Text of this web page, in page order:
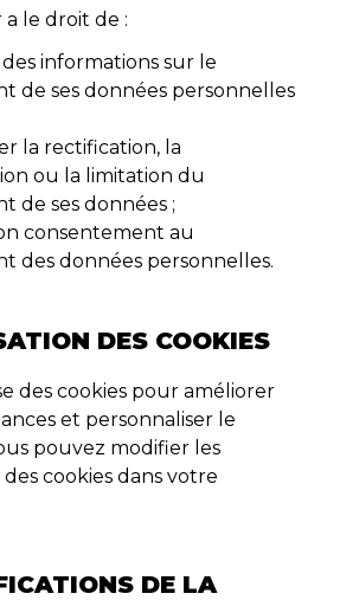
le droit de :
informations sur le
de ses données personnelles
la rectification, la
ou la limitation du
de ses données ;
consentement au
des données personnelles.
DES COOKIES
des cookies pour améliorer
et personnaliser le
pouvez modifier les
cookies dans votre
DE LA